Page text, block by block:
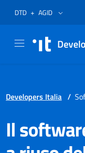
DTDApre in un nuovo tab
+ AGIDApre in un
Developers Italia /
Il